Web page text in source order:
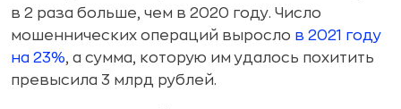
в 2 раза больше, чем в 2020 году. Число
мошеннических операций выросло в 2021 году
на 23%, а сумма, которую им удалось похитить
превысила 3 млрд рублей.